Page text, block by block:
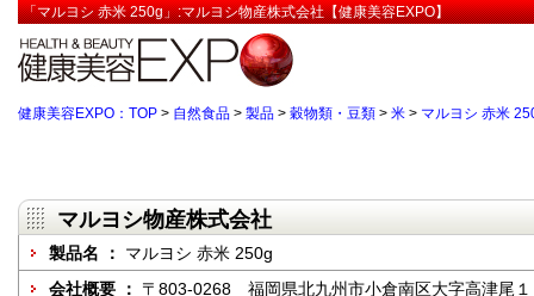
「マルヨシ 赤米 250g」:マルヨシ物産株式会社【健康美容EXPO】
健康美容EXPO：TOP > 自然食品 > 製品 > 穀物類・豆類 > 米 > マルヨシ 赤米
マルヨシ物産株式会社
製品名 ： マルヨシ 赤米 250g
会社概要 ： 〒803-0268 福岡県北九州市小倉南区大字高津尾１